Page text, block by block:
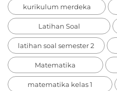
kurikulum merdeka
Latihan Soal
latihan soal semester 2
Matematika
matematika kelas 1